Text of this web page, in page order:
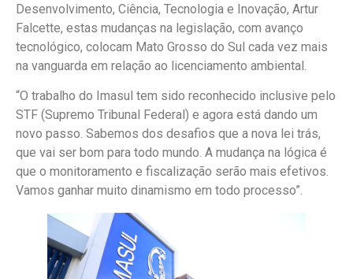
Desenvolvimento, Ciência, Tecnologia e Inovação, Artur
Falcette, estas mudanças na legislação, com avanço
tecnológico, colocam Mato Grosso do Sul cada vez mais
na vanguarda em relação ao licenciamento ambiental.
“O trabalho do Imasul tem sido reconhecido inclusive pelo
STF (Supremo Tribunal Federal) e agora está dando um
novo passo. Sabemos dos desafios que a nova lei trás,
que vai ser bom para todo mundo. A mudança na lógica é
que o monitoramento e fiscalização serão mais efetivos.
Vamos ganhar muito dinamismo em todo processo”.